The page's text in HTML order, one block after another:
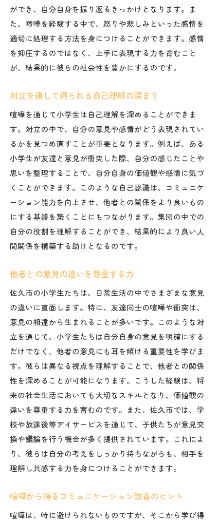
ができ、自分自身を振り返るきっかけとなります。ま
た、喧嘩を経験する中で、怒りや悲しみといった感情を
適切に処理する方法を身につけることができます。感情
を抑圧するのではなく、上手に表現する力を育むこと
が、結果的に彼らの社会性を豊かにするのです。
対立を通して得られる自己理解の深まり
喧嘩を通じて小学生は自己理解を深めることができま
す。対立の中で、自分の意見や感情がどう表現されてい
るかを見つめ直すことが重要となります。例えば、ある
小学生が友達と意見が衝突した際、自分の感じたことや
思いを整理することで、自分自身の価値観や感情に気づ
くことができます。このような自己認識は、コミュニケ
ーション能力を向上させ、他者との関係をより良いもの
にする基盤を築くことにもつながります。集団の中での
自分の役割を理解することができ、結果的により良い人
間関係を構築する助けとなるのです。
他者との意見の違いを尊重する力
佐久市の小学生たちは、日常生活の中でさまざまな意見
の違いに直面します。特に、友達同士の喧嘩や衝突は、
意見の相違から生まれることが多いです。このような対
立を通じて、小学生たちは自分自身の意見を明確にする
だけでなく、他者の意見にも耳を傾ける重要性を学びま
す。彼らは異なる視点を理解することで、他者との関係
性を深めることが可能になります。こうした経験は、将
来の社会生活においても大切なスキルとなり、価値観の
違いを尊重する力を育むのです。また、佐久市では、学
校や放課後等デイサービスを通じて、子供たちが意見交
換や議論を行う機会が多く提供されています。これによ
り、彼らは自分の考えをしっかり持ちながらも、相手を
理解し共感する力を身につけることができます。
喧嘩から得るコミュニケーション改善のヒント
喧嘩は、時に避けられないものですが、そこから学び得